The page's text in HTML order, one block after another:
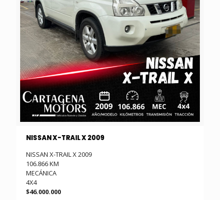
NISSAN X-TRAIL X 2009
NISSAN X-TRAIL X 2009
106.866 KM
MECÁNICA
4X4
$46.000.000